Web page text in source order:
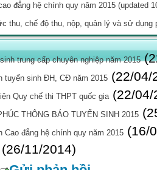
đẳng hệ chính quy năm 2015 (updated
thu, chế độ thu, nộp, quản lý và sử
trung cấp chuyên nghiệp năm 2015
tuyển sinh ĐH, CĐ năm 2015 (22/04/
Quy chế thi THPT quốc gia (22/04/
THÔNG BÁO TUYỂN SINH 2015
đẳng hệ chính quy năm 2015 (16/
(26/11/2014)